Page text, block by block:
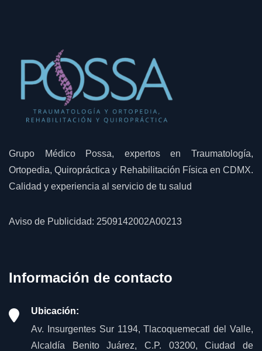
Grupo Médico Possa, expertos en Traumatología,
Ortopedia, Quiropráctica y Rehabilitación Física en CDMX.
Calidad y experiencia al servicio de tu salud
Aviso de Publicidad: 2509142002A00213
Información de contacto
Ubicación:
Av. Insurgentes Sur 1194, Tlacoquemecatl del Valle,
Alcaldía Benito Juárez, C.P. 03200, Ciudad de